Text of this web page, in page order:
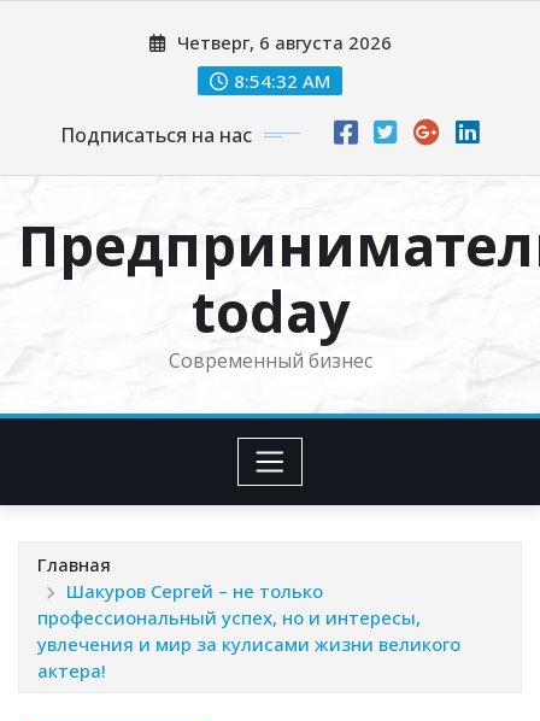
Четверг, 6 августа 2026
8:54:33 AM
Подписаться на нас
today
Современный бизнес
Главная
Шакуров Сергей – не только
профессиональный успех, но и интересы,
увлечения и мир за кулисами жизни великого
актера!